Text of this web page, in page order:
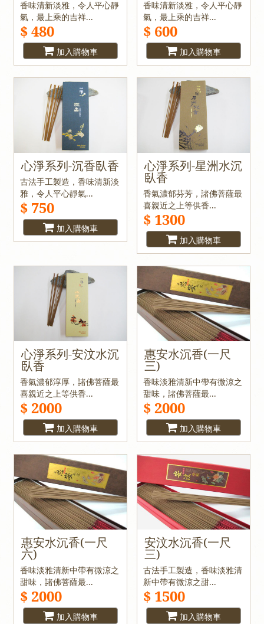
香味清新淡雅，令人平心靜
氣，最上乘的吉祥...
$ 480
加入購物車
香味清新淡雅，令人平心靜
氣，最上乘的吉祥...
$ 600
加入購物車
心淨系列-沉香臥香
古法手工製造，香味清新淡
雅，令人平心靜氣...
$ 750
加入購物車
心淨系列-星洲水沉
臥香
香氣濃郁芬芳，諸佛菩薩最
喜親近之上等供香...
$ 1300
加入購物車
心淨系列-安汶水沉
臥香
香氣濃郁淳厚，諸佛菩薩最
喜親近之上等供香...
$ 2000
加入購物車
惠安水沉香(一尺
三)
香味淡雅清新中帶有微涼之
甜味，諸佛菩薩最...
$ 2000
加入購物車
惠安水沉香(一尺
六)
香味淡雅清新中帶有微涼之
甜味，諸佛菩薩最...
$ 2000
加入購物車
安汶水沉香(一尺
三)
古法手工製造，香味淡雅清
新中帶有微涼之甜...
$ 1500
加入購物車